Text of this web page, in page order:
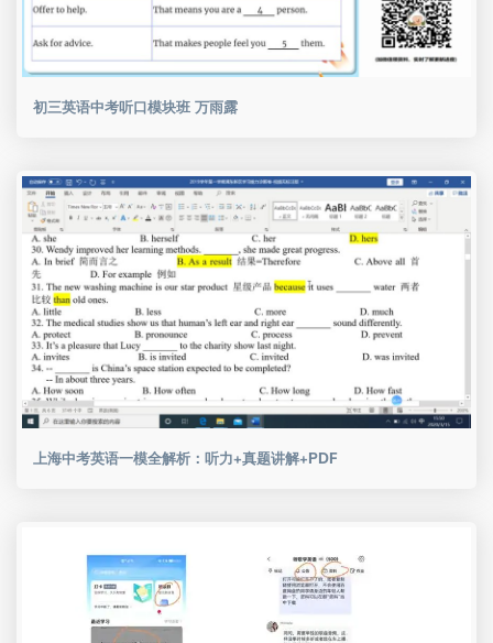
初三英语中考听口模块班 万雨露
上海中考英语一模全解析：听力+真题讲解+PDF